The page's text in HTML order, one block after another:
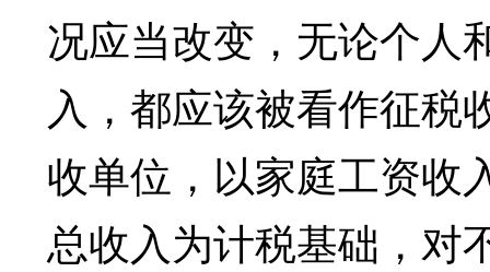
况应当改变，无论个人
入，都应该被看作征税
收单位，以家庭工资收
总收入为计税基础，对